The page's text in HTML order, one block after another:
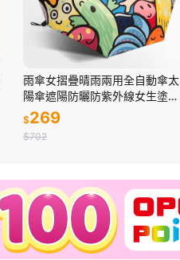
雨傘女摺疊晴雨兩用全自動傘太
陽傘遮陽防曬防紫外線女生塗鴉
ins
$269
$702